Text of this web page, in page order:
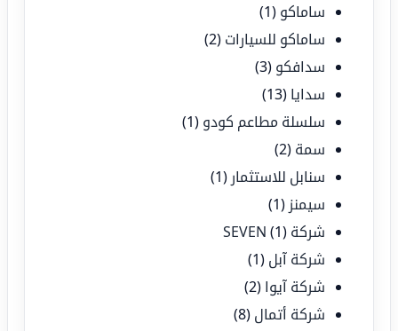
ساماكو (1)
ساماكو للسيارات (2)
سدافكو (3)
سدايا (13)
سلسلة مطاعم كودو (1)
سمة (2)
سنابل للاستثمار (1)
سيمنز (1)
شركة SEVEN (1)
شركة آبل (1)
شركة آيوا (2)
شركة أتمال (8)